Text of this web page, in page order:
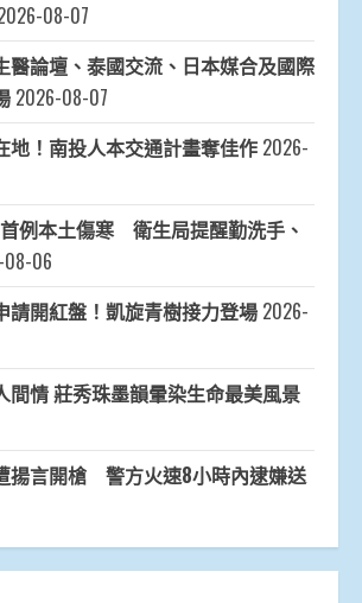
08-07
醫論壇、泰國交流、日本媒合及國際
2026-08-07
地！南投人本交通計畫奪佳作 2026-
例本土傷寒 衛生局提醒勤洗手、
06
請開紅盤！凱旋青樹接力登場 2026-
間情 莊秀珠墨韻暈染生命最美風景
揚言開槍 警方火速8小時內逮嫌送